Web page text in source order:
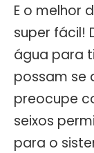
E o melhor
super fácil!
água para
possam se
preocupe
seixos
para o